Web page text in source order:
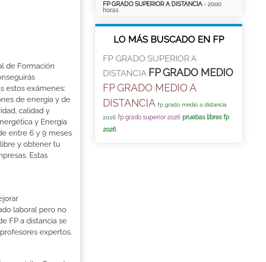
de Formación
estos exámenes:
de energía y de
calidad y
y Energía
entre 6 y 9 meses
y obtener tu
Estas
laboral pero no
FP a distancia se
expertos.
FP GRADO SUPERIOR A DISTANCIA- 2000
horas
LO MÁS BUSCADO EN FP
FP GRADO SUPERIOR A
DISTANCIA FP GRADO MEDIO
FP GRADO MEDIO A
DISTANCIA fp grado medio a distancia
2026 fp grado superior 2026 pruebas libres fp
2026